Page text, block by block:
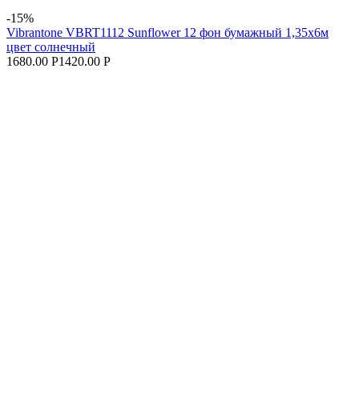
-15%
Vibrantone VBRT1112 Sunflower 12 фон бумажный 1,35x6м
цвет солнечный
1680.00 Р1420.00 Р